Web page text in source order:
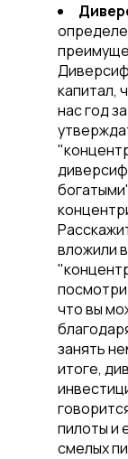
капитал,
нас год
вложили
что вы
занять
итоге,
пилоты и
смелых